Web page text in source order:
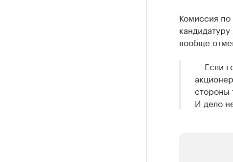
Комиссия
вообще
— Если
стороны
И дело